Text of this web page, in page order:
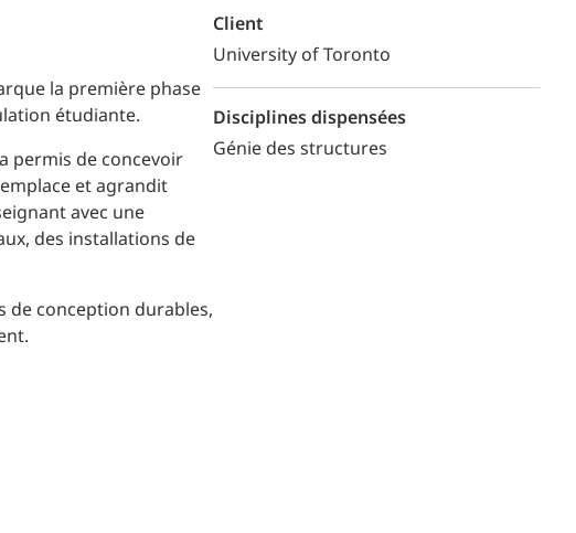
la première phase
étudiante.
permis de concevoir
et agrandit
avec une
des installations de
de conception durables,
Client
University of Toronto
Disciplines dispensées
Génie des structures